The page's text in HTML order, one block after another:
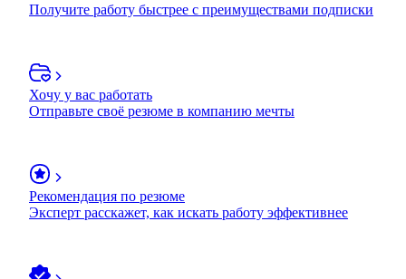
Получите работу быстрее с преимуществами подписки
Хочу у вас работать
Отправьте своё резюме в компанию мечты
Рекомендация по резюме
Эксперт расскажет, как искать работу эффективнее